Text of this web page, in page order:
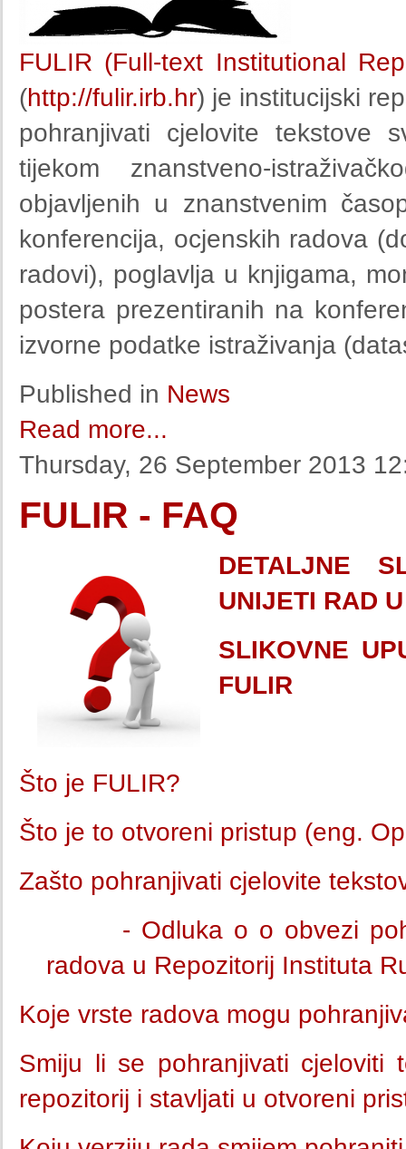
FULIR (Full-text Institutional
(http://fulir.irb.hr) je institucijski
pohranjivati cjelovite tekstove
tijekom znanstveno-
objavljenih u znanstvenim
konferencija, ocjenskih radova
radovi), poglavlja u knjigama,
postera prezentiranih na
izvorne podatke istraživanja
Published in News
Read more...
Thursday, 26 September 2013
FULIR - FAQ
DETALJNE
UNIJETI RAD
SLIKOVNE
FULIR
Što je FULIR?
Što je to otvoreni pristup (eng.
Zašto pohranjivati cjelovite
- Odluka o o obvezi
radova u Repozitorij Instituta
Koje vrste radova mogu
Smiju li se pohranjivati cjeloviti
repozitorij i stavljati u otvoreni